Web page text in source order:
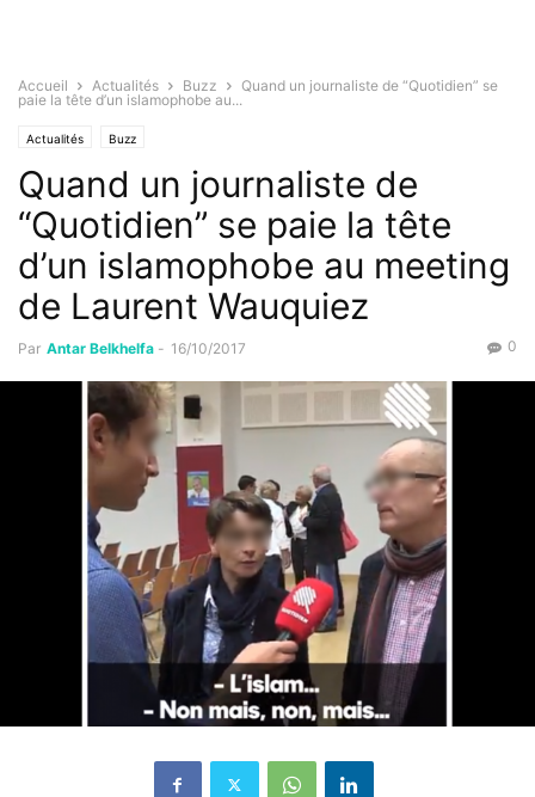
Accueil Actualités Buzz
Quand un journaliste de “Quotidien” se
paie la tête d’un islamophobe au...
Actualités Buzz
Quand un journaliste de
“Quotidien” se paie la tête
d’un islamophobe au meeting
de Laurent Wauquiez
Par Antar Belkhelfa - 16/10/2017 0